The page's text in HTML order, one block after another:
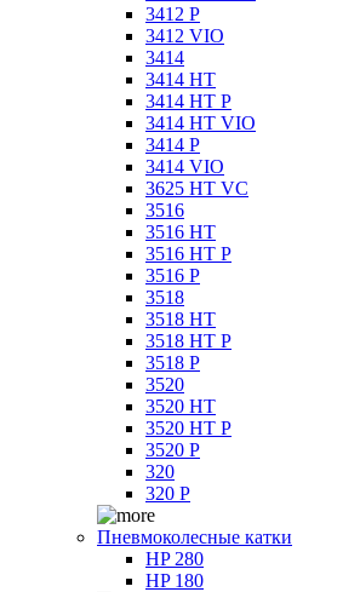
3412 P
3412 VIO
3414
3414 HT
3414 HT P
3414 HT VIO
3414 P
3414 VIO
3625 HT VC
3516
3516 HT
3516 HT P
3516 P
3518
3518 HT
3518 HT P
3518 P
3520
3520 HT
3520 HT P
3520 P
320
320 P
Пневмоколесные катки
HP 280
HP 180